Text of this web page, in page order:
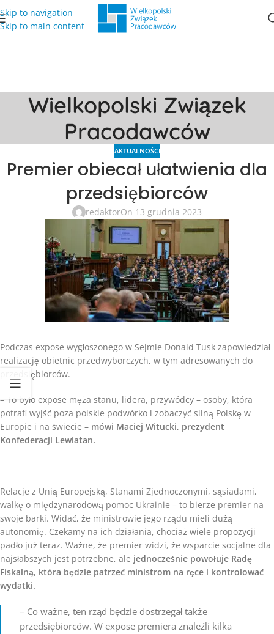
Skip to navigation
Skip to main content
Wielkopolski Związek
Pracodawców
AKTUALNOŚCI
Premier obiecał ułatwienia dla
przedsiębiorców
redaktorOn 13 grudnia 2023
Podczas expose wygłoszonego w Sejmie Donald Tusk zapowiedział
realizację obietnic przedwyborczych, w tym adresowanych do
przedsiębiorców.
– To było expose męża stanu, lidera, przywódcy – osoby, która
potrafi wyjść poza polskie podwórko i zobaczyć silną Polskę w
Europie i na świecie – mówi Maciej Witucki, prezydent
Konfederacji Lewiatan.
Relacje z Unią Europejską, Stanami Zjednoczonymi, sąsiadami,
walkę o międzynarodową pomoc Ukrainie – to bierze premier na
swoje barki. Widać, że ministrowie jego rządu mieli dużą
autonomię. Czekamy na ich działania, chociaż wiele propozycji
padło już teraz. Ważne, że premier widzi, że wsparcie socjalne dla
najsłabszych jest potrzebne, ale jednocześnie powołuje Radę
Fiskalną, która będzie patrzeć ministrom na ręce i kontrolować
wydatki.
– Co ważne, ten rząd będzie dostrzegał także
przedsiębiorców. W expose premiera znaleźli kilka